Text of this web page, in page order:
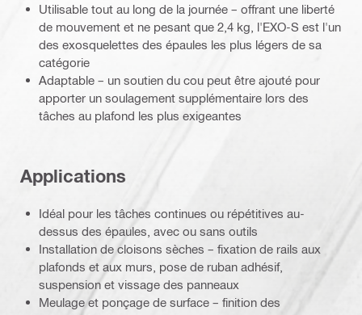
Utilisable tout au long de la journée – offrant une liberté
de mouvement et ne pesant que 2,4 kg, l'EXO-S est l'un
des exosquelettes des épaules les plus légers de sa
catégorie
Adaptable – un soutien du cou peut être ajouté pour
apporter un soulagement supplémentaire lors des
tâches au plafond les plus exigeantes
Applications
Idéal pour les tâches continues ou répétitives au-
dessus des épaules, avec ou sans outils
Installation de cloisons sèches – fixation de rails aux
plafonds et aux murs, pose de ruban adhésif,
suspension et vissage des panneaux
Meulage et ponçage de surface – finition des